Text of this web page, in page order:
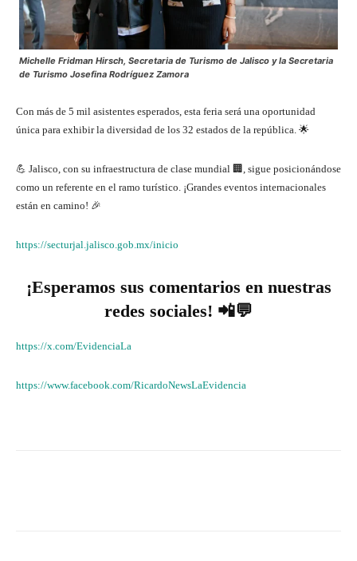
Michelle Fridman Hirsch, Secretaria de Turismo de Jalisco y la Secretaria
de Turismo Josefina Rodríguez Zamora
Con más de 5 mil asistentes esperados, esta feria será una oportunidad
única para exhibir la diversidad de los 32 estados de la república. 🌟
💪 Jalisco, con su infraestructura de clase mundial 🏢, sigue posicionándose
como un referente en el ramo turístico. ¡Grandes eventos internacionales
están en camino! 🎉
https://secturjal.jalisco.gob.mx/inicio
¡Esperamos sus comentarios en nuestras
redes sociales! 📲💬
https://x.com/EvidenciaLa
https://www.facebook.com/RicardoNewsLaEvidencia